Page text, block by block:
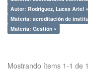
Autor: Rodríguez, Lucas Ariel ×
Materia: acreditación de
Materia: Gestión ×
Mostrando ítems 1-1 de 1